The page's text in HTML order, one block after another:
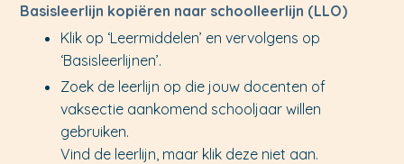
Basisleerlijn kopiëren naar schoolleerlijn (LLO)
Klik op ‘Leermiddelen’ en vervolgens op
‘Basisleerlijnen’.
Zoek de leerlijn op die jouw docenten of
vaksectie aankomend schooljaar willen
gebruiken.
Vind de leerlijn, maar klik deze niet aan.